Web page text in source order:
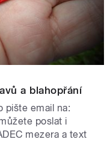
a blahopřání
pište email na:
poslat i
mezera a text